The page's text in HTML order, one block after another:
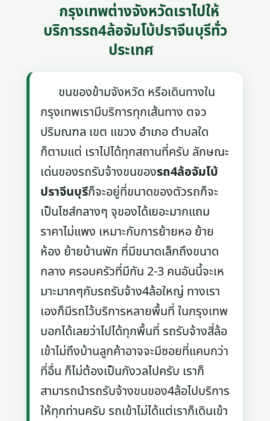
กรุงเทพต่างจังหวัดเราไปให้
บริการรถ4ล้อจัมโบ้ปราจีนบุรีทั่ว
ประเทศ
ขนของข้ามจังหวัด หรือเดินทางใน
กรุงเทพเรามีบริการทุกเส้นทาง ตจว
ปริมณฑล เขต แขวง อำเภอ ตำบลใด
ก็ตามแต่ เราไปได้ทุกสถานที่ครับ ลักษณะ
เด่นของรถรับจ้างขนของรถ4ล้อจัมโบ้
ปราจีนบุรีก็จะอยู่ที่ขนาดของตัวรถก็จะ
เป็นไซส์กลางๆ จุของได้เยอะมากแถม
ราคาไม่แพง เหมาะกับการย้ายหอ ย้าย
ห้อง ย้ายบ้านพัก ที่มีขนาดเล็กถึงขนาด
กลาง ครอบครัวที่มีกัน 2-3 คนอันนี้จะเห
มาะมากๆกับรถรับจ้าง4ล้อใหญ่ ทางเรา
เองก็มีรถไว้บริการหลายพื้นที่ ในกรุงเทพ
บอกได้เลยว่าไปได้ทุกพื้นที่ รถรับจ้างสี่ล้อ
เข้าไม่ถึงบ้านลูกค้าอาจจะมีซอยที่แคบกว่า
ที่อื่น ก็ไม่ต้องเป็นกังวลไปครับ เราก็
สามารถนำรถรับจ้างขนของ4ล้อไปบริการ
ให้ทุกท่านครับ รถเข้าไม่ได้แต่เราก็เดินเข้า